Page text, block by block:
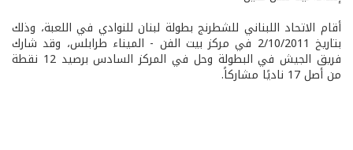
أقام الاتحاد اللبناني للشطرنج بطولة لبنان للنوادي في اللعبة، وذلك
بتاريخ 2/10/2011 في مركز بيت الفن - الميناء طرابلس، وقد شارك
فريق الجيش في البطولة وحل في المركز السادس برصيد 12 نقطة
من أصل 17 ناديًا مشاركاً.